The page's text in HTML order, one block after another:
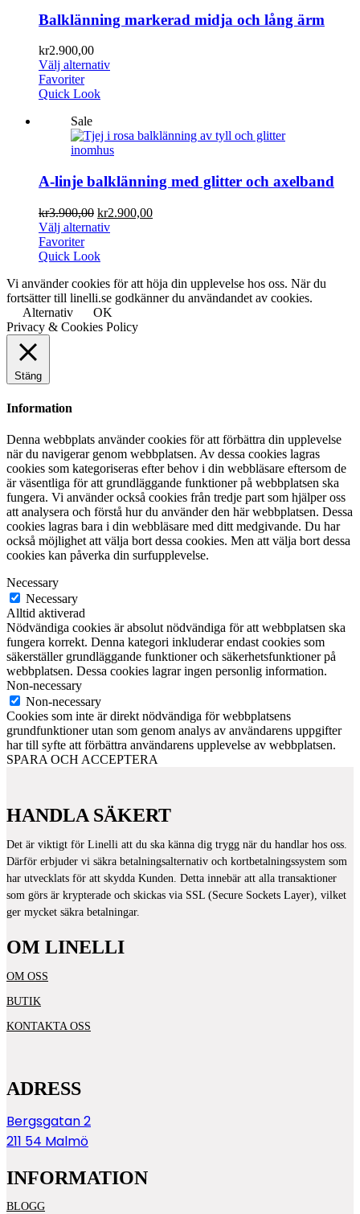
Balklänning markerad midja och lång ärm
kr2.900,00
Välj alternativ
Favoriter
Quick Look
Sale
A-linje balklänning med glitter och axelband
kr3.900,00 kr2.900,00
Välj alternativ
Favoriter
Quick Look
Vi använder cookies för att höja din upplevelse hos oss. När du
fortsätter till linelli.se godkänner du användandet av cookies.
Alternativ
OK
Privacy & Cookies Policy
Stäng
Information
Denna webbplats använder cookies för att förbättra din upplevelse
när du navigerar genom webbplatsen. Av dessa cookies lagras
cookies som kategoriseras efter behov i din webbläsare eftersom de
är väsentliga för att grundläggande funktioner på webbplatsen ska
fungera. Vi använder också cookies från tredje part som hjälper oss
att analysera och förstå hur du använder den här webbplatsen. Dessa
cookies lagras bara i din webbläsare med ditt medgivande. Du har
också möjlighet att välja bort dessa cookies. Men att välja bort dessa
cookies kan påverka din surfupplevelse.
Necessary
Necessary
Alltid aktiverad
Nödvändiga cookies är absolut nödvändiga för att webbplatsen ska
fungera korrekt. Denna kategori inkluderar endast cookies som
säkerställer grundläggande funktioner och säkerhetsfunktioner på
webbplatsen. Dessa cookies lagrar ingen personlig information.
Non-necessary
Non-necessary
Cookies som inte är direkt nödvändiga för webbplatsens
grundfunktioner utan som genom analys av användarens uppgifter
har till syfte att förbättra användarens upplevelse av webbplatsen.
SPARA OCH ACCEPTERA
HANDLA SÄKERT
Det är viktigt för Linelli att du ska känna dig trygg när du handlar hos oss.
Därför erbjuder vi säkra betalningsalternativ och kortbetalningssystem som
har utvecklats för att skydda Kunden. Detta innebär att alla transaktioner
som görs är krypterade och skickas via SSL (Secure Sockets Layer), vilket
ger mycket säkra betalningar.
OM LINELLI
OM OSS
BUTIK
KONTAKTA OSS
ADRESS
Bergsgatan 2
211 54 Malmö
INFORMATION
BLOGG